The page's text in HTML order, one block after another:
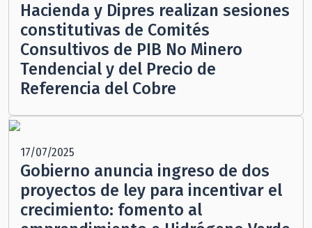
Hacienda y Dipres realizan sesiones
constitutivas de Comités
Consultivos de PIB No Minero
Tendencial y del Precio de
Referencia del Cobre
17/07/2025
Gobierno anuncia ingreso de dos
proyectos de ley para incentivar el
crecimiento: fomento al